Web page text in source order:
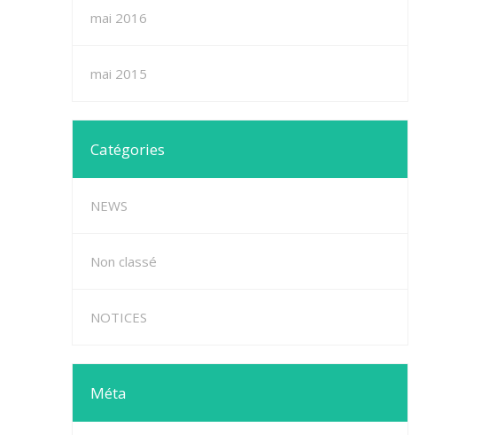
mai 2016
mai 2015
Catégories
NEWS
Non classé
NOTICES
Méta